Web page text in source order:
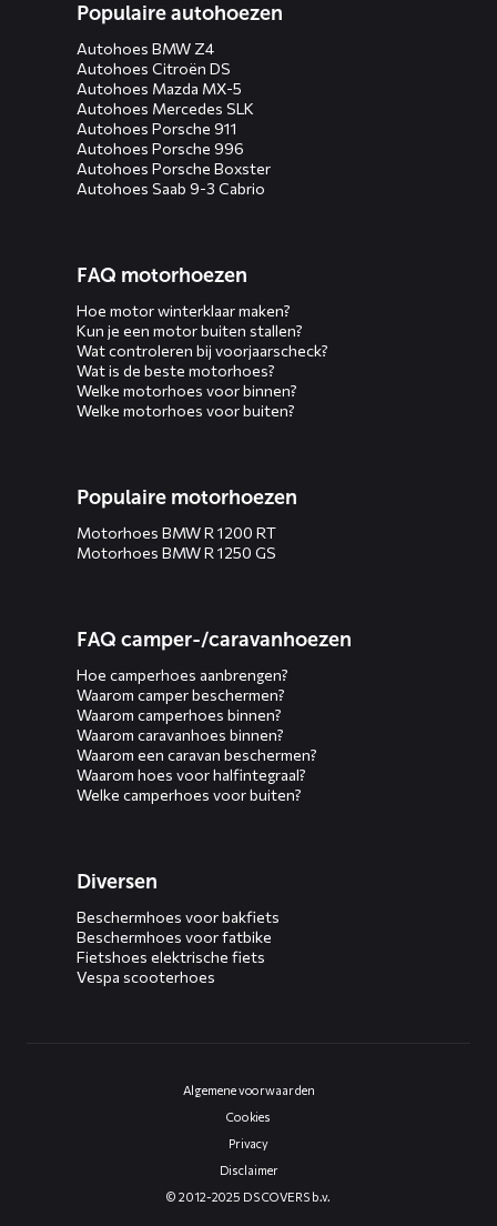
Populaire autohoezen
Autohoes BMW Z4
Autohoes Citroën DS
Autohoes Mazda MX-5
Autohoes Mercedes SLK
Autohoes Porsche 911
Autohoes Porsche 996
Autohoes Porsche Boxster
Autohoes Saab 9-3 Cabrio
FAQ motorhoezen
Hoe motor winterklaar maken?
Kun je een motor buiten stallen?
Wat controleren bij voorjaarscheck?
Wat is de beste motorhoes?
Welke motorhoes voor binnen?
Welke motorhoes voor buiten?
Populaire motorhoezen
Motorhoes BMW R 1200 RT
Motorhoes BMW R 1250 GS
FAQ camper-/caravanhoezen
Hoe camperhoes aanbrengen?
Waarom camper beschermen?
Waarom camperhoes binnen?
Waarom caravanhoes binnen?
Waarom een caravan beschermen?
Waarom hoes voor halfintegraal?
Welke camperhoes voor buiten?
Diversen
Beschermhoes voor bakfiets
Beschermhoes voor fatbike
Fietshoes elektrische fiets
Vespa scooterhoes
Algemene voorwaarden
Cookies
Privacy
Disclaimer
© 2012-2025 DS COVERS b.v.